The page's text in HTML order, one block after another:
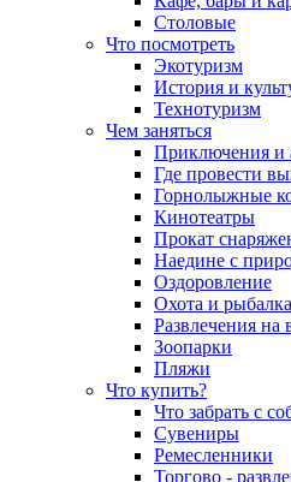
Столовые
Что посмотреть
Экотуризм
История и
Технотуризм
Чем заняться
Приключения и
Где провести
Горнолыжные
Кинотеатры
Прокат
Наедине с
Оздоровление
Охота и рыбалка
Развлечения на
Зоопарки
Пляжи
Что купить?
Что забрать с
Сувениры
Ремесленники
Торгово -